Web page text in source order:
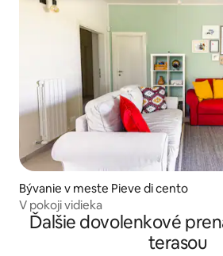
Bývanie v meste Pieve di cento
V pokoji vidieka
Ďalšie dovolenkové
terasou